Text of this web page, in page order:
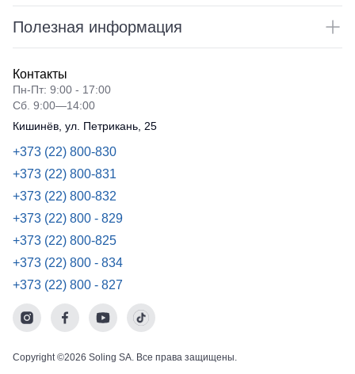
Полезная информация
Контакты
Пн-Пт: 9:00 - 17:00
Сб. 9:00—14:00
Кишинёв, ул. Петрикань, 25
+373 (22) 800-830
+373 (22) 800-831
+373 (22) 800-832
+373 (22) 800 - 829
+373 (22) 800-825
+373 (22) 800 - 834
+373 (22) 800 - 827
Copyright ©2026 Soling SA. Все права защищены.